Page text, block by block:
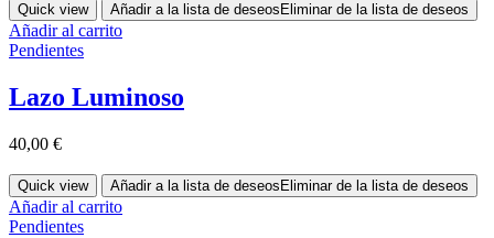
Quick view Añadir a la lista de deseos Eliminar de la lista de deseos
Añadir al carrito
Pendientes
Lazo Luminoso
40,00 €
Quick view Añadir a la lista de deseos Eliminar de la lista de deseos
Añadir al carrito
Pendientes